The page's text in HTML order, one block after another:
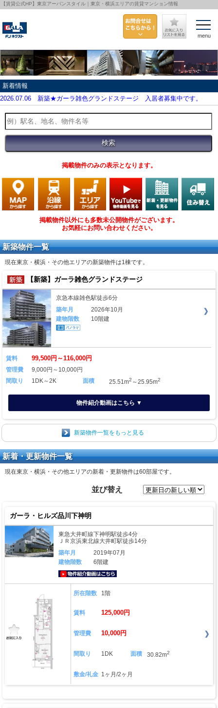
【賃貸公式HP】東京アーバンスタイル｜東京・横浜エリアの賃貸マンション情報
新着情報
2026.07.06 新築★ガーラ雑色グランドステージ 入居者募集中です。
掲載物件のみの表示となります。
掲載物件以外にも多数未公開物件がございます。
お気軽にお問い合わせください。
新築物件一覧
現在東京・横浜・その他エリアの新築物件は1棟です。
【新築】ガーラ雑色グランドステージ
京急本線雑色駅徒歩6分
築年月
2026年10月
建物階数
10階建
賃料 99,500円～116,000円
管理費
9,000円～10,000円
間取り
1DK～2K 面積 25.51m2 ～25.95m2
物件紹介動画はこちら ▼
新築物件一覧をもっと見る
新着・更新物件一覧
現在東京・横浜・その他エリアの新着・更新物件は60部屋です。
並び替え
ガーラ・ヒルズ品川下神明
東急大井町線下神明駅徒歩4分
ＪＲ京浜東北線大井町駅徒歩14分
築年月
2019年07月
建物階数
6階建
所在階数 1階
賃料 125,000円
管理費 10,000円
間取り 1DK 面積 30.82m2
敷金/礼金 1ヶ月/2ヶ月
menu